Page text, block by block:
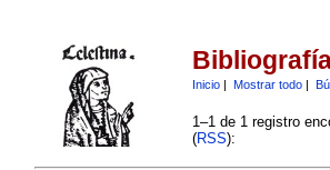
Inicio| Mostrar todo|
1–1 de 1 registro
(RSS):